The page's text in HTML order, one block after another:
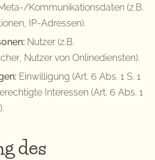
Kommunikationsdaten (z.B.
IP-Adressen).
Nutzer (z.B.
Nutzer von Onlinediensten).
Einwilligung (Art. 6 Abs. 1 S. 1
Interessen (Art. 6 Abs. 1
des